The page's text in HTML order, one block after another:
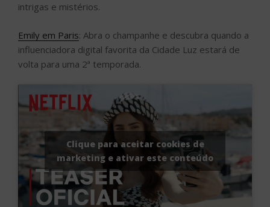
intrigas e mistérios.
Emily em Paris: Abra o champanhe e descubra quando a
influenciadora digital favorita da Cidade Luz estará de
volta para uma 2ª temporada.
Clique para aceitar cookies de
marketing e ativar este conteúdo